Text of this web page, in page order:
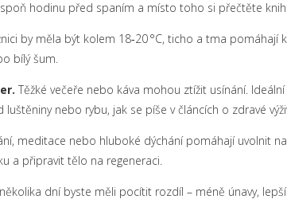
hodinu před spaním a místo toho si přečtěte
by měla být kolem 18‑20 °C, ticho a tma pomáhají
bílý šum.
Těžké večeře nebo káva mohou ztížit usínání.
nebo rybu, jak se píše v článcích o zdravé
meditace nebo hluboké dýchání pomáhají uvolnit
a připravit tělo na regeneraci.
dní byste měli pocítit rozdíl – méně únavy,